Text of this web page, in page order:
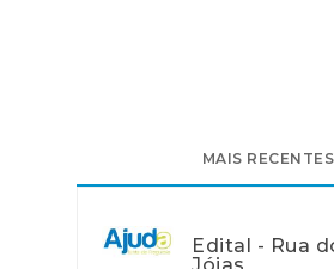
MAIS RECENTES
Edital - Rua